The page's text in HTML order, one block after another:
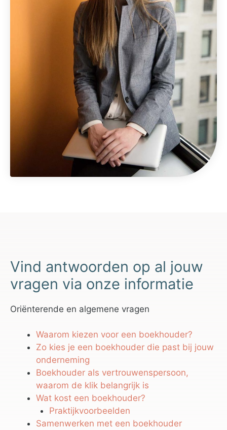
Vind antwoorden op al jouw
vragen via onze informatie
Oriënterende en algemene vragen
Waarom kiezen voor een boekhouder?
Zo kies je een boekhouder die past bij jouw
onderneming
Boekhouder als vertrouwenspersoon,
waarom de klik belangrijk is
Wat kost een boekhouder?
Praktijkvoorbeelden
Samenwerken met een boekhouder